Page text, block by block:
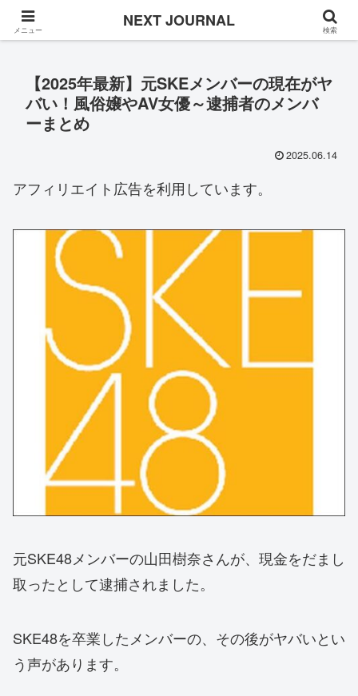
Once in a while
【2025年最新】元SKEメンバーの現在がヤ
バい！風俗嬢やAV女優～逮捕者のメンバ
ーまとめ
2025.06.14
アフィリエイト広告を利用しています。
元SKE48メンバーの山田樹奈さんが、現金をだまし
取ったとして逮捕されました。
SKE48を卒業したメンバーの、その後がヤバいとい
う声があります。
メニュー NEXT JOURNAL 検索